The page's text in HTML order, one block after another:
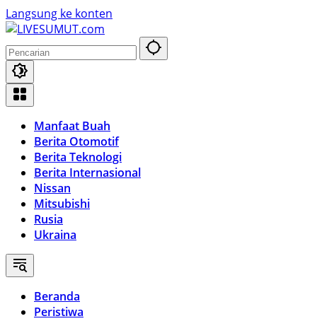
Langsung ke konten
Manfaat Buah
Berita Otomotif
Berita Teknologi
Berita Internasional
Nissan
Mitsubishi
Rusia
Ukraina
Beranda
Peristiwa